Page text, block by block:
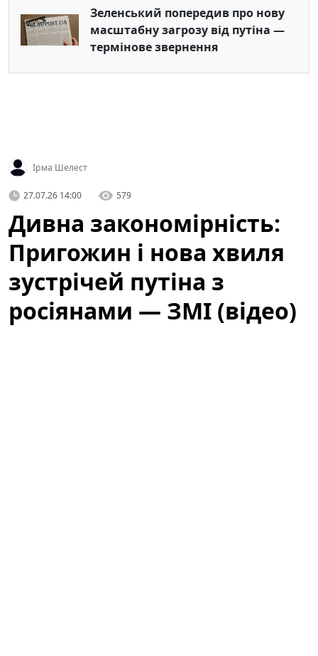
Зеленський попередив про нову
масштабну загрозу від путіна —
термінове звернення
Ірма Шелест
27.07.26 14:00 579
Дивна закономірність:
Пригожин і нова хвиля
зустрічей путіна з
росіянами — ЗМІ (відео)